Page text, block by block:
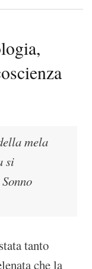
mela
si
tanto
che la